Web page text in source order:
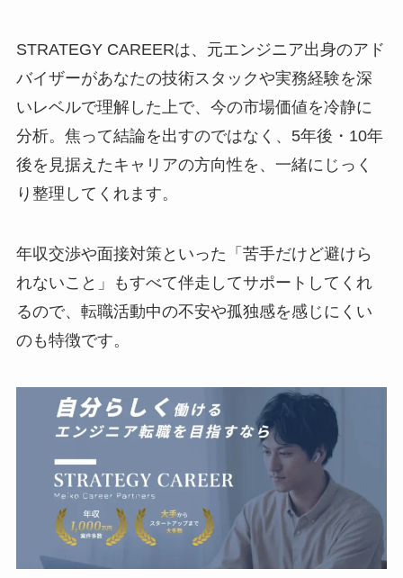
STRATEGY CAREERは、元エンジニア出身のアド
バイザーがあなたの技術スタックや実務経験を深
いレベルで理解した上で、今の市場価値を冷静に
分析。焦って結論を出すのではなく、5年後・10年
後を見据えたキャリアの方向性を、一緒にじっく
り整理してくれます。
年収交渉や面接対策といった「苦手だけど避けら
れないこと」もすべて伴走してサポートしてくれ
るので、転職活動中の不安や孤独感を感じにくい
のも特徴です。